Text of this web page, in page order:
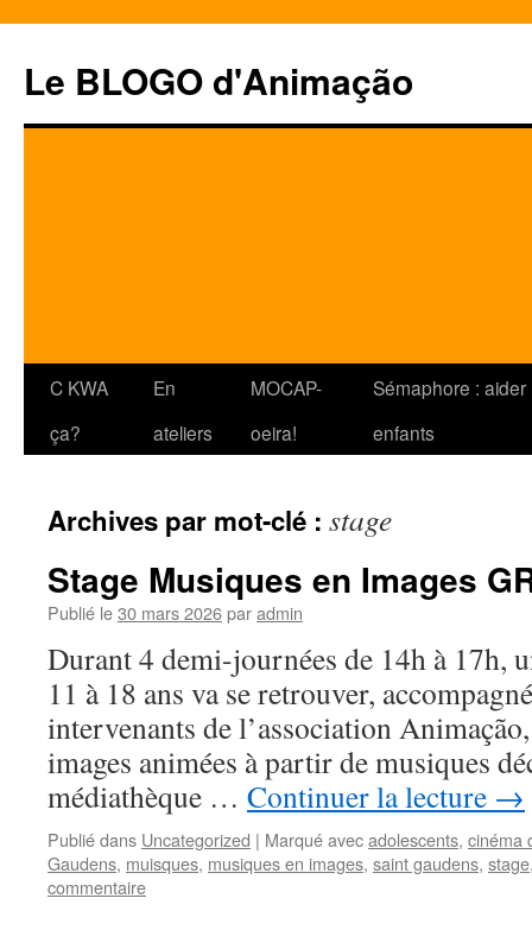
Le BLOGO d'Animação
Aller
C KWA
ça?
En
ateliers
MOCAP-
oeira!
Sémaphore : aider
enfants
Archives par mot-clé : stage
Stage Musiques en Images
Publié le30 mars 2026paradmin
Durant 4 demi-journées de 14h à 17h,
11 à 18 ans va se retrouver,
intervenants de l’association
images animées à partir de musiques
médiathèque … Continuer la lecture →
Publié dans Uncategorized | Marqué avecadolescents, cinéma
Gaudens, muisques, musiques en images, saint gaudens, stage
commentaire